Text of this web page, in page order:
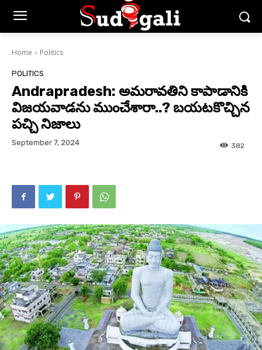
Home Politics
POLITICS
Andrapradesh: అమరావతిని కాపాడానికి
విజయవాడను ముంచేశారా..? బయటకొచ్చిన
పచ్చి నిజాలు
September 7, 2024 382